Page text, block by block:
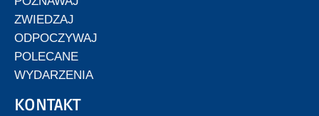
ZWIEDZAJ
ODPOCZYWAJ
POLECANE
WYDARZENIA
KONTAKT